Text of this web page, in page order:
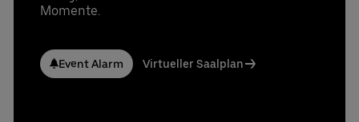
Momente.
Event Alarm Virtueller Saalplan